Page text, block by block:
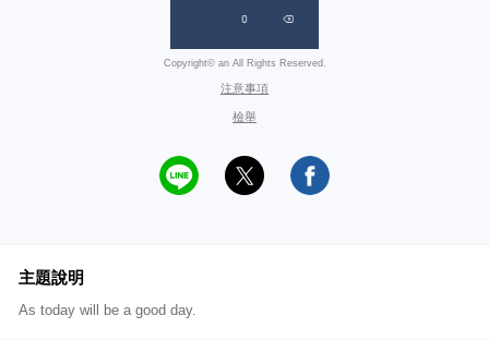
Copyright© an All Rights Reserved.
注意事項
檢舉
主題說明
As today will be a good day.